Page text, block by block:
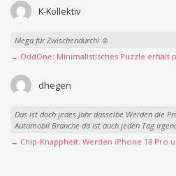
K-Kollektiv
Mega für Zwischendurch! ☺️
→ OddOne: Minimalistisches Puzzle erhält
dhegen
Das ist doch jedes Jahr dasselbe Werden die
Automobil Branche da ist auch jeden Tag
→ Chip-Knappheit: Werden iPhone 18 Pro